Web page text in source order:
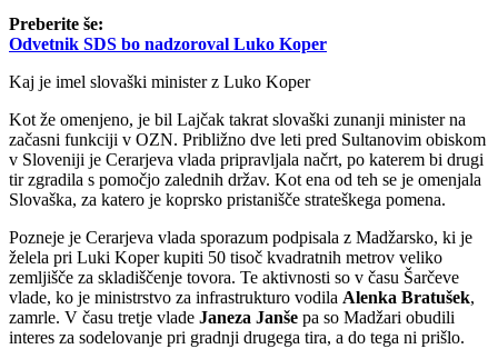
Preberite še:
Odvetnik SDS bo nadzoroval Luko Koper
Kaj je imel slovaški minister z Luko Koper
Kot že omenjeno, je bil Lajčak takrat slovaški zunanji minister na
začasni funkciji v OZN. Približno dve leti pred Sultanovim obiskom
v Sloveniji je Cerarjeva vlada pripravljala načrt, po katerem bi drugi
tir zgradila s pomočjo zalednih držav. Kot ena od teh se je omenjala
Slovaška, za katero je koprsko pristanišče strateškega pomena.
Pozneje je Cerarjeva vlada sporazum podpisala z Madžarsko, ki je
želela pri Luki Koper kupiti 50 tisoč kvadratnih metrov veliko
zemljišče za skladiščenje tovora. Te aktivnosti so v času Šarčeve
vlade, ko je ministrstvo za infrastrukturo vodila Alenka Bratušek,
zamrle. V času tretje vlade Janeza Janše pa so Madžari obudili
interes za sodelovanje pri gradnji drugega tira, a do tega ni prišlo.